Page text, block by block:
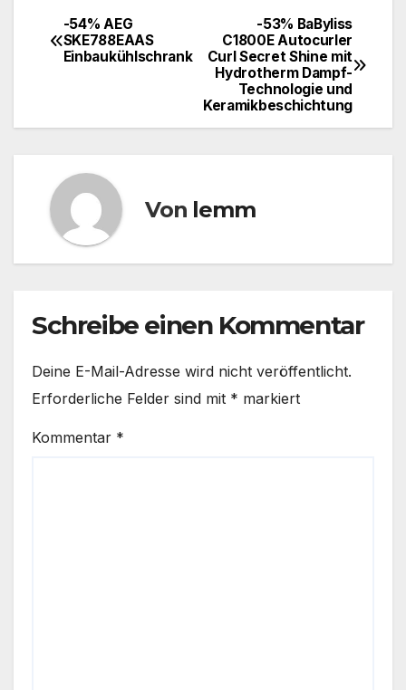
-53% BaByliss
C1800E Autocurler
Curl Secret Shine mit
Hydrotherm Dampf-
Technologie und
Keramikbeschichtung
-54% AEG
SKE788EAAS
Einbaukühlschrank
Von lemm
Schreibe einen Kommentar
Deine E-Mail-Adresse wird nicht veröffentlicht.
Erforderliche Felder sind mit * markiert
Kommentar *